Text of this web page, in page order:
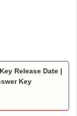
Release Date |
Key